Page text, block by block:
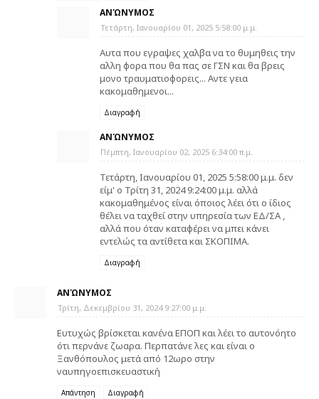
ΑΝΏΝΥΜΟΣ
Τετάρτη, Ιανουαρίου 01, 2025 5:58:00 μ.μ.
Αυτα που εγραψες χαλβα να το θυμηθεις την
αλλη φορα που θα πας σε ΓΣΝ και θα βρεις
μονο τραυματιοφορεις... Αντε γεια
κακομαθημενοι...
Διαγραφή
ΑΝΏΝΥΜΟΣ
Πέμπτη, Ιανουαρίου 02, 2025 6:34:00 π.μ.
Τετάρτη, Ιανουαρίου 01, 2025 5:58:00 μ.μ. δεν
είμ' ο Τρίτη 31, 2024 9:24:00 μ.μ. αλλά
κακομαθημένος είναι όποιος λέει ότι ο ίδιος
θέλει να ταχθεί στην υπηρεσία των ΕΔ/ΣΑ ,
αλλά που όταν καταφέρει να μπει κάνει
εντελώς τα αντίθετα και ΣΚΟΠΙΜΑ.
Διαγραφή
ΑΝΏΝΥΜΟΣ
Τρίτη, Δεκεμβρίου 31, 2024 9:27:00 μ.μ.
Ευτυχώς βρίσκεται κανένα ΕΠΟΠ και λέει το αυτονόητο
ότι περνάνε ζωαρα. Περπατάνε λες και είναι ο
Ξανθόπουλος μετά από 12ωρο στην
ναυπηγοεπισκευαστική
Απάντηση Διαγραφή